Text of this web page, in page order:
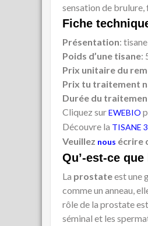
sensation de
Fiche
Présentation:
Poids d’une tisane:
Prix unitaire du
Prix tu traitement
Durée du
Cliquez surEWEBIO
Découvre la TISANE
Veuillez nous écrire
Qu’-est-ce
La prostateest une
comme un anneau,
rôle de la prostate
séminal et les